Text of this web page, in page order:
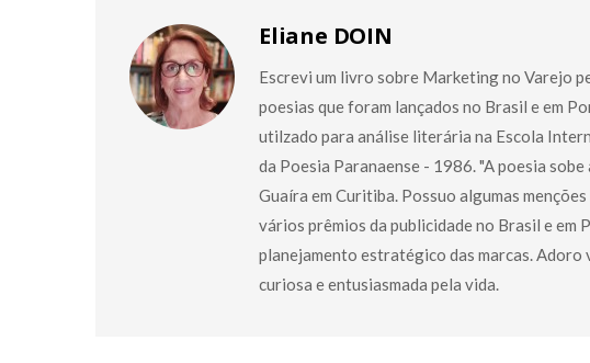
Eliane DOIN
Escrevi um livro sobre Marketing no Varejo
poesias que foram lançados no Brasil e em
utilzado para análise literária na Escola
da Poesia Paranaense - 1986. "A poesia
Guaíra em Curitiba. Possuo algumas
vários prêmios da publicidade no Brasil e
planejamento estratégico das marcas. Adoro
curiosa e entusiasmada pela vida.